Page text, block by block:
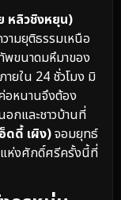
หลิวชิงหยุน)
ามยุติธรรมเหนือ
พขนาดมหึมาของ
ายใน 24 ชั่วโมง มิ
อหนานจึงต้อง
กและชาวบ้านที่
ดดี้ เผิง)จอมยุทธ์
ห่งศักดิ์ศรีครั้งนี้ที่